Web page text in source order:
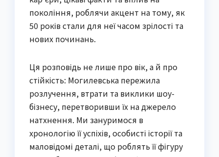
покоління, роблячи акцент на тому, як
50 років стали для неї часом зрілості та
нових починань.
Ця розповідь не лише про вік, а й про
стійкість: Могилевська пережила
розлучення, втрати та виклики шоу-
бізнесу, перетворивши їх на джерело
натхнення. Ми зануримося в
хронологію її успіхів, особисті історії та
маловідомі деталі, що роблять її фігуру